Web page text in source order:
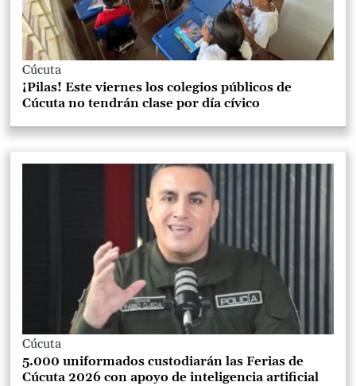
Cúcuta
¡Pilas! Este viernes los colegios públicos de
Cúcuta no tendrán clase por día cívico
Cúcuta
5.000 uniformados custodiarán las Ferias de
Cúcuta 2026 con apoyo de inteligencia artificial